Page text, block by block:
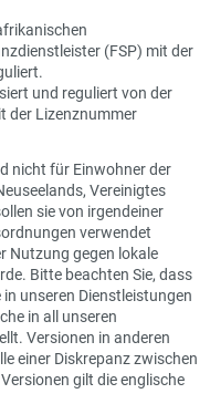
(FSP) mit der
und reguliert von der
der Lizenznummer
nicht für Einwohner der
Vereinigtes
sie von irgendeiner
verwendet
Nutzung gegen lokale
Bitte beachten Sie, dass
unseren Dienstleistungen
in all unseren
Versionen in anderen
einer Diskrepanz zwischen
gilt die englische